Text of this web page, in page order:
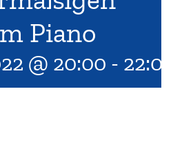
Piano
@ 20:00 - 22:00